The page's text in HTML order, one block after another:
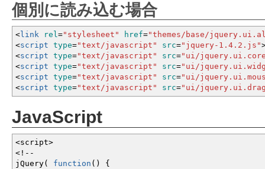
個別に読み込む場合
<link rel="stylesheet" href="themes/base/
<script type="text/javascript" src="jquery-1.4.2.js"
<script type="text/javascript" src="ui/
<script type="text/javascript" src="ui/
<script type="text/javascript" src="ui/
<script type="text/javascript" src="ui/
JavaScript
<script>
<!--
jQuery( function ( )
{